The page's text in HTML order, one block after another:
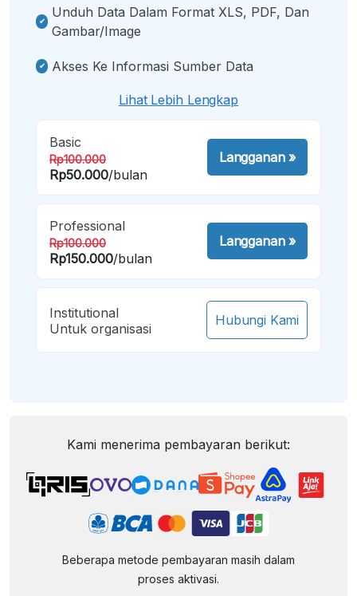
Unduh Data Dalam Format XLS, PDF, Dan
Gambar/image
Akses Ke Informasi Sumber Data
Lihat Lebih Lengkap
Basic
Rp100.000
Rp50.000/bulan
Langganan»
Professional
Rp100.000
Rp150.000/bulan
Langganan»
Institutional
Untuk organisasi
Hubungi Kami
Kami menerima pembayaran berikut:
Beberapa metode pembayaran masih dalam
proses aktivasi.